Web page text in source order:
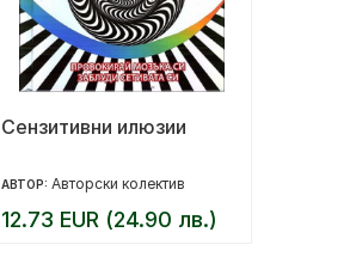
Сензитивни илюзии
АВТОР: Авторски колектив
12.73 EUR (24.90 лв.)